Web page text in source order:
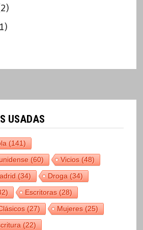
USADAS
(141)
(60) Vicios(48)
(34) Droga(34)
Escritoras(28)
(27) Mujeres(25)
(22)